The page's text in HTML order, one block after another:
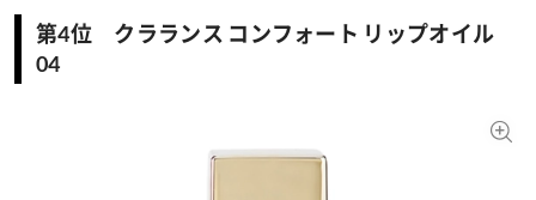
第4位 クラランス コンフォート リップオイル
04